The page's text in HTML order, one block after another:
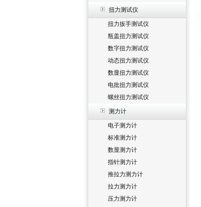
扭力测试仪
扭力扳手测试仪
瓶盖扭力测试仪
数字扭力测试仪
动态扭力测试仪
数显扭力测试仪
电批扭力测试仪
螺丝扭力测试仪
测力计
电子测力计
标准测力计
数显测力计
指针测力计
推拉力测力计
拉力测力计
压力测力计